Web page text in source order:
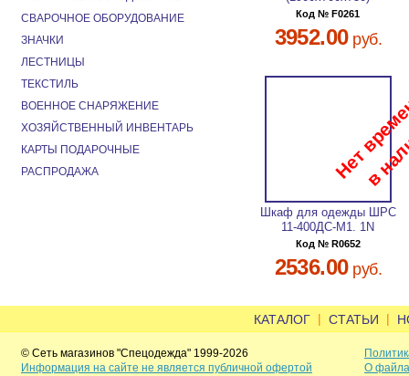
Код № F0261
3952.00руб.
Шкаф для одежды ШРС
11-400ДС-М1. 1N
Код № R0652
2536.00руб.
СВАРОЧНОЕ ОБОРУДОВАНИЕ
ЗНАЧКИ
ЛЕСТНИЦЫ
ТЕКСТИЛЬ
ВОЕННОЕ СНАРЯЖЕНИЕ
ХОЗЯЙСТВЕННЫЙ ИНВЕНТАРЬ
КАРТЫ ПОДАРОЧНЫЕ
РАСПРОДАЖА
КАТАЛОГ | СТАТЬИ |
© Сеть магазинов "Спецодежда" 1999-2026
Информация на сайте не является публичной офертой
О